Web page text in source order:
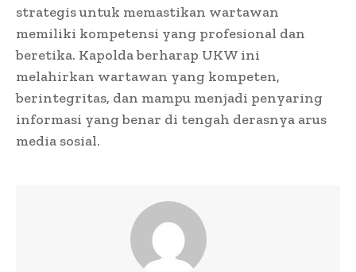
strategis untuk memastikan wartawan
memiliki kompetensi yang profesional dan
beretika. Kapolda berharap UKW ini
melahirkan wartawan yang kompeten,
berintegritas, dan mampu menjadi penyaring
informasi yang benar di tengah derasnya arus
media sosial.